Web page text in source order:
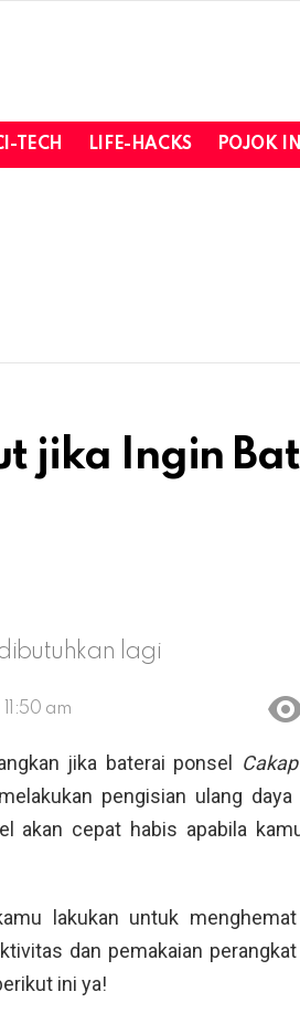
TECH LIFE-HACKS POJOK
jika Ingin
lagi
am
jika baterai ponsel
pengisian ulang
akan cepat habis apabila
lakukan untuk
dan pemakaian
ini ya!